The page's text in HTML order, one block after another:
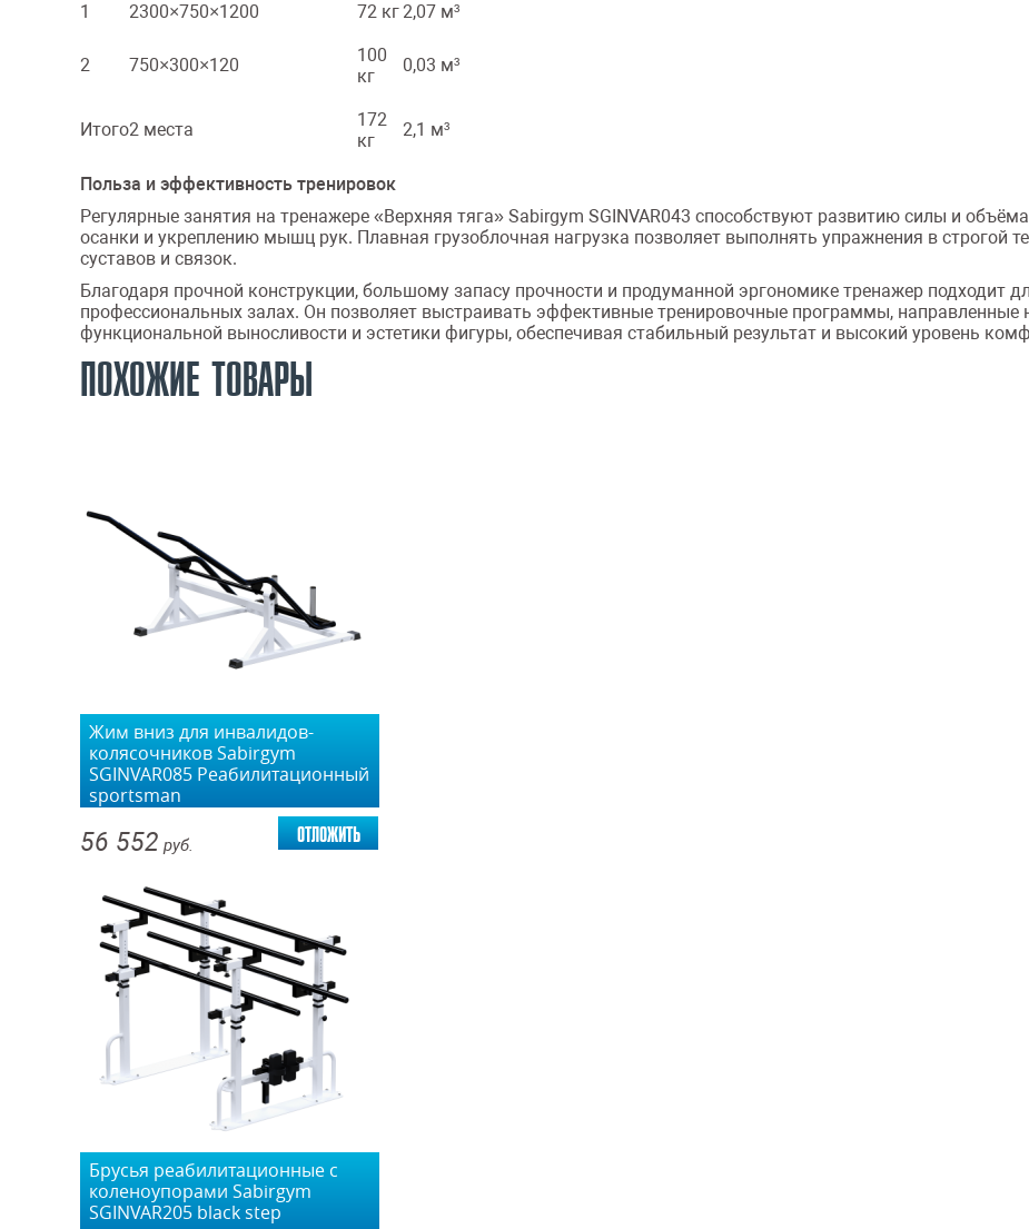
1 2300×750×1200 72 кг 2,07 м³
2 750×300×120
100
кг
0,03 м³
Итого2 места
172
кг
2,1 м³
Польза и эффективность тренировок
Регулярные занятия на тренажере «Верхняя тяга» Sabirgym SGINVAR043 способствуют развитию силы и
осанки и укреплению мышц рук. Плавная грузоблочная нагрузка позволяет выполнять упражнения в строгой
суставов и связок.
Благодаря прочной конструкции, большому запасу прочности и продуманной эргономике тренажер подходит
профессиональных залах. Он позволяет выстраивать эффективные тренировочные программы, направленные
функциональной выносливости и эстетики фигуры, обеспечивая стабильный результат и высокий уровень
ПОХОЖИЕ ТОВАРЫ
Жим вниз для инвалидов-
колясочников Sabirgym
SGINVAR085 Реабилитационный
sportsman
56 552 руб. отложить
Брусья реабилитационные с
коленоупорами Sabirgym
SGINVAR205 black step